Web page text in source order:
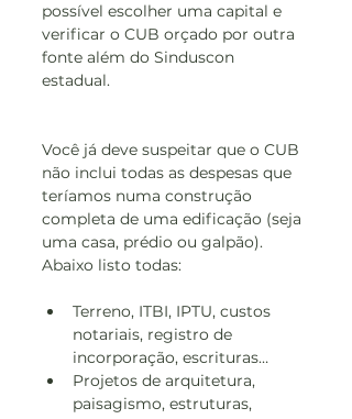
possível escolher uma capital e
verificar o CUB orçado por outra
fonte além do Sinduscon
estadual.
Você já deve suspeitar que o CUB
não inclui todas as despesas que
teríamos numa construção
completa de uma edificação (seja
uma casa, prédio ou galpão).
Abaixo listo todas:
Terreno, ITBI, IPTU, custos
notariais, registro de
incorporação, escrituras…
Projetos de arquitetura,
paisagismo, estruturas,